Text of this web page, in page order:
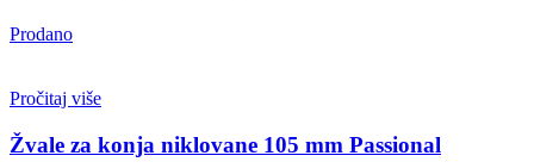
Prodano
Pročitaj više
Žvale za konja niklovane 105 mm Passional